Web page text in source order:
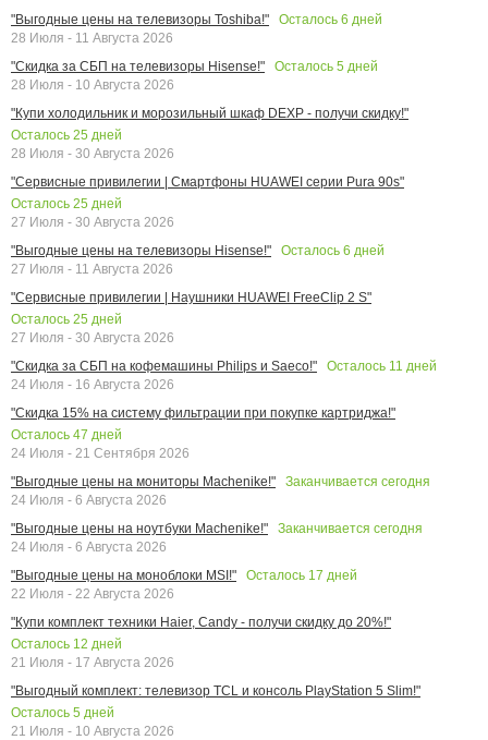
"Выгодные цены на телевизоры Toshiba!"
Осталось 6 дней
28 Июля - 11 Августа 2026
"Скидка за СБП на телевизоры Hisense!"
Осталось 5 дней
28 Июля - 10 Августа 2026
"Купи холодильник и морозильный шкаф DEXP - получи скидку!"
Осталось 25 дней
28 Июля - 30 Августа 2026
"Сервисные привилегии | Смартфоны HUAWEI серии Pura 90s"
Осталось 25 дней
27 Июля - 30 Августа 2026
"Выгодные цены на телевизоры Hisense!"
Осталось 6 дней
27 Июля - 11 Августа 2026
"Сервисные привилегии | Наушники HUAWEI FreeClip 2 S"
Осталось 25 дней
27 Июля - 30 Августа 2026
"Скидка за СБП на кофемашины Philips и Saeco!"
Осталось 11 дней
24 Июля - 16 Августа 2026
"Скидка 15% на систему фильтрации при покупке картриджа!"
Осталось 47 дней
24 Июля - 21 Сентября 2026
"Выгодные цены на мониторы Machenike!"
Заканчивается сегодня
24 Июля - 6 Августа 2026
"Выгодные цены на ноутбуки Machenike!"
Заканчивается сегодня
24 Июля - 6 Августа 2026
"Выгодные цены на моноблоки MSI!"
Осталось 17 дней
22 Июля - 22 Августа 2026
"Купи комплект техники Haier, Candy - получи скидку до 20%!"
Осталось 12 дней
21 Июля - 17 Августа 2026
"Выгодный комплект: телевизор TCL и консоль PlayStation 5 Slim!"
Осталось 5 дней
21 Июля - 10 Августа 2026